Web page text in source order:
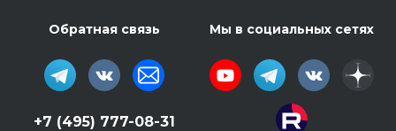
Обратная связь
+7 (495) 777-08-31
Мы в социальных сетях